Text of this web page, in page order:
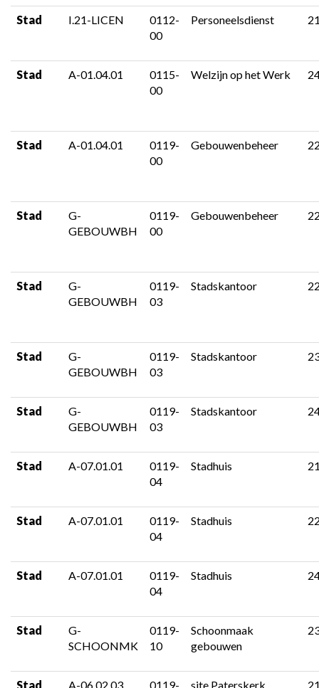
Stad I.21-LICEN
0112-
00
Personeelsdienst
Stad A-01.04.01
0115-
00
Welzijn op het Werk
Stad A-01.04.01
0119-
00
Gebouwenbeheer
Stad
G-
GEBOUWBH
0119-
00
Gebouwenbeheer
Stad
G-
GEBOUWBH
0119-
03
Stadskantoor
Stad
G-
GEBOUWBH
0119-
03
Stadskantoor
Stad
G-
GEBOUWBH
0119-
03
Stadskantoor
Stad A-07.01.01
0119-
04
Stadhuis
Stad A-07.01.01
0119-
04
Stadhuis
Stad A-07.01.01
0119-
04
Stadhuis
Stad
G-
SCHOONMK
0119-
10
Schoonmaak
gebouwen
Stad A-06.02.03 0119- site Paterskerk